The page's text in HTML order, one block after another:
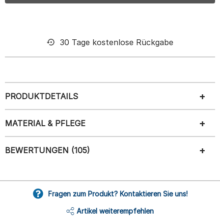
30 Tage kostenlose Rückgabe
PRODUKTDETAILS
MATERIAL & PFLEGE
BEWERTUNGEN (105)
Fragen zum Produkt? Kontaktieren Sie uns!
Artikel weiterempfehlen